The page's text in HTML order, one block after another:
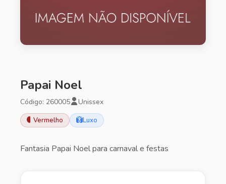
Papai Noel
Código: 260005 Unissex
Vermelho Luxo
Fantasia Papai Noel para carnaval e festas